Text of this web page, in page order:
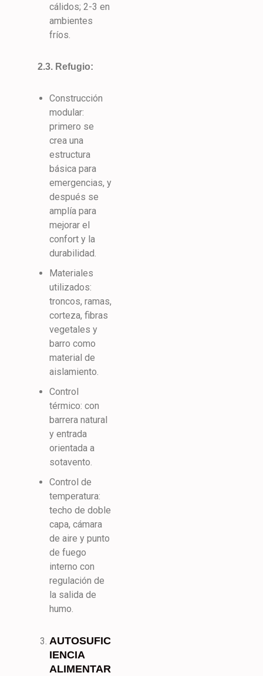
cálidos; 2-3 en
ambientes
fríos.
2.3. Refugio:
Construcción
modular:
primero se
crea una
estructura
básica para
emergencias, y
después se
amplía para
mejorar el
confort y la
durabilidad.
Materiales
utilizados:
troncos, ramas,
corteza, fibras
vegetales y
barro como
material de
aislamiento.
Control
térmico: con
barrera natural
y entrada
orientada a
sotavento.
Control de
temperatura:
techo de doble
capa, cámara
de aire y punto
de fuego
interno con
regulación de
la salida de
humo.
AUTOSUFIC
IENCIA
ALIMENTAR